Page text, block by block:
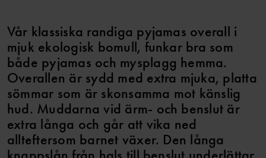
Vår klassiska randiga pyjamas overall i
mjuk ekologisk bomull, funkar bra som
både pyjamas och mysplagg hemma.
Overallen är sydd med extra mjuka, platta
sömmar som är skonsamma mot känslig
hud. Muddarna vid ärm- och benslut är
extra långa och går att vika ned
allteftersom barnet växer. Den långa